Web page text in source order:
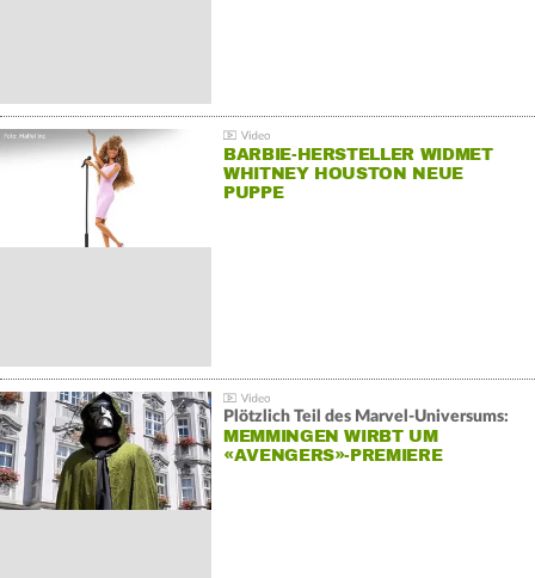
BARBIE-HERSTELLER WIDMET
WHITNEY HOUSTON NEUE
PUPPE
Plötzlich Teil des Marvel-Universums:
MEMMINGEN WIRBT UM
«AVENGERS»-PREMIERE